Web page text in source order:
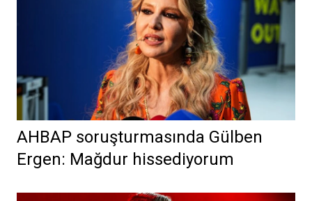
AHBAP soruşturmasında Gülben
Ergen: Mağdur hissediyorum